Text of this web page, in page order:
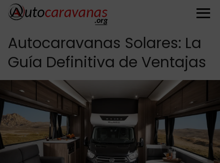
Autocaravanas Solares: La
Guía Definitiva de Ventajas